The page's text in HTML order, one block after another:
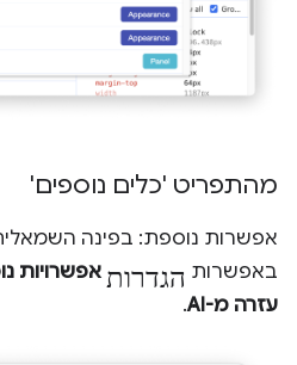
מהתפריט 'כלים נוספים'
אפשרות נוספת: בפינה
באפשרות הגדרות אפשרויות
עזרה מ-AI
.